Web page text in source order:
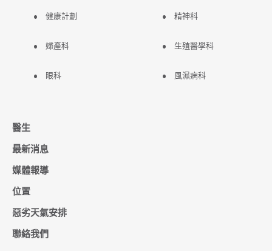
健康計劃
婦產科
眼科
精神科
生殖醫學科
風濕病科
醫生
最新消息
媒體報導
位置
惡劣天氣安排
聯絡我們